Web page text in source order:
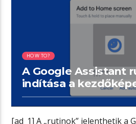
01:50 READ TIME
HOW TO?
A Google Assistant
indítása a
[ad_1] A „rutinok” jelenthetik a